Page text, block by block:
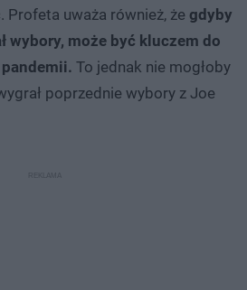
Profeta uważa również, że gdyby
wybory, może być kluczem do
To jednak nie mogłoby
poprzednie wybory z Joe